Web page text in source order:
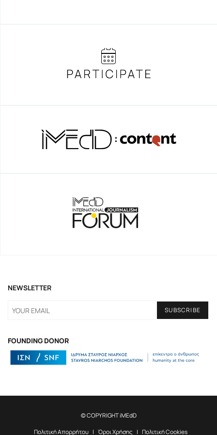
FOUNDING DONOR
NEWSLETTER
© COPYRIGHT iMEdD
Πολιτική Απορρήτου
Όροι Χρήσης Πολιτική Cookies